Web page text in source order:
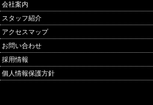
会社案内
スタッフ紹介
アクセスマップ
お問い合わせ
採用情報
個人情報保護方針